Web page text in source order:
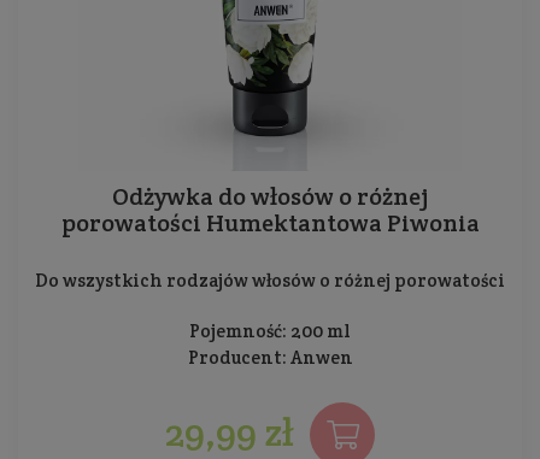
Odżywka do włosów o różnej
porowatości Humektantowa Piwonia
Do wszystkich rodzajów włosów o różnej porowatości
Pojemność: 200 ml
Producent: Anwen
29,99 zł